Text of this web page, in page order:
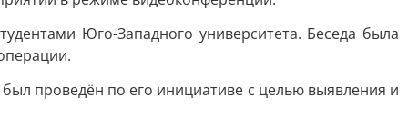
Юго-Западного университета. Беседа была
проведён по его инициативе с целью выявления и